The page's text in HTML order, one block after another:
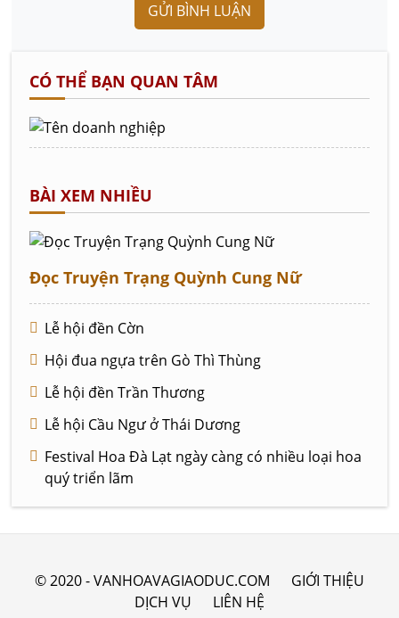
GỬI BÌNH LUẬN
CÓ THỂ BẠN QUAN TÂM
BÀI XEM NHIỀU
Đọc Truyện Trạng Quỳnh Cung Nữ
Lễ hội đền Cờn
Hội đua ngựa trên Gò Thì Thùng
Lễ hội đền Trần Thương
Lễ hội Cầu Ngư ở Thái Dương
Festival Hoa Đà Lạt ngày càng có nhiều loại hoa
quý triển lãm
© 2020 - VANHOAVAGIAODUC.COM
GIỚI THIỆU
DỊCH VỤ
LIÊN HỆ